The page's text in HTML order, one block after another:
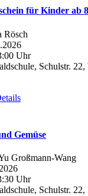
für Kinder ab
Rösch
Uhr
Schulstr. 22,
Gemüse
Großmann-Wang
Uhr
Schulstr. 22,